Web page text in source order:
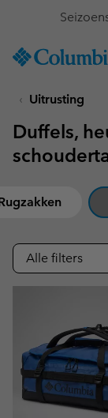
TO
SKIP
MAIN
NAV
SEARCH
Uitrusting
Duffels,
Alle filters